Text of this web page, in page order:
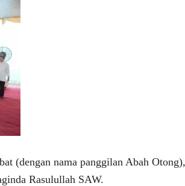
(dengan nama panggilan Abah Otong),
Rasulullah SAW.